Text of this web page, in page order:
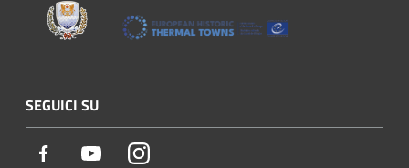
SEGUICI SU
Facebook YoutubeInstagram